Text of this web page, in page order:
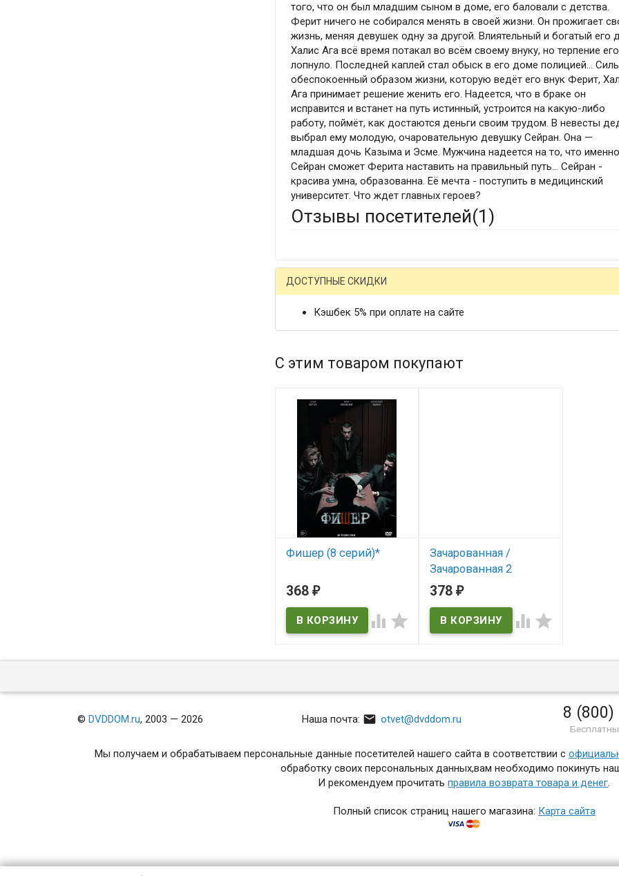
того, что он был младшим сыном в доме, его баловали с детства.
Ферит ничего не собирался менять в своей жизни. Он прожигает
жизнь, меняя девушек одну за другой. Влиятельный и богатый его
Халис Ага всё время потакал во всём своему внуку, но терпение его
лопнуло. Последней каплей стал обыск в его доме полицией...
обеспокоенный образом жизни, которую ведёт его внук Ферит,
Ага принимает решение женить его. Надеется, что в браке он
исправится и встанет на путь истинный, устроится на какую-либо
работу, поймёт, как достаются деньги своим трудом. В невесты
выбрал ему молодую, очаровательную девушку Сейран. Она —
младшая дочь Казыма и Эсме. Мужчина надеется на то, что именно
Сейран сможет Ферита наставить на правильный путь… Сейран -
красива умна, образованна. Её мечта - поступить в медицинский
университет. Что ждет главных героев?
Отзывы посетителей(1)
ДОСТУПНЫЕ СКИДКИ
Кэшбек 5% при оплате на сайте
С этим товаром покупают
Фишер (8 серий)*
368 ₽
 
Зачарованная /
Зачарованная 2
В наличии
378₽
 
©DVDDOM.ru, 2003 — 2026 Наша почта:  otvet@dvddom.ru 8 (800)
Мы получаем и обрабатываем персональные данные посетителей нашего сайта в соответствии с
обработку своих персональных данных,вам необходимо покинуть
И рекомендуем прочитатьправила возврата товара и денег
Полный список страниц нашего магазина: Карта сайта